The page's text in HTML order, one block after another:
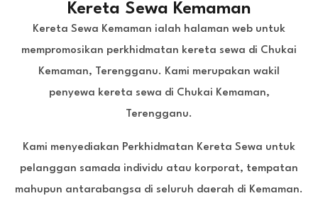
Kereta Sewa Kemaman
Kereta Sewa Kemaman ialah halaman web untuk
mempromosikan perkhidmatan kereta sewa di Chukai
Kemaman, Terengganu. Kami merupakan wakil
penyewa kereta sewa di Chukai Kemaman,
Terengganu.
Kami menyediakan Perkhidmatan Kereta Sewa untuk
pelanggan samada individu atau korporat, tempatan
mahupun antarabangsa di seluruh daerah di Kemaman.